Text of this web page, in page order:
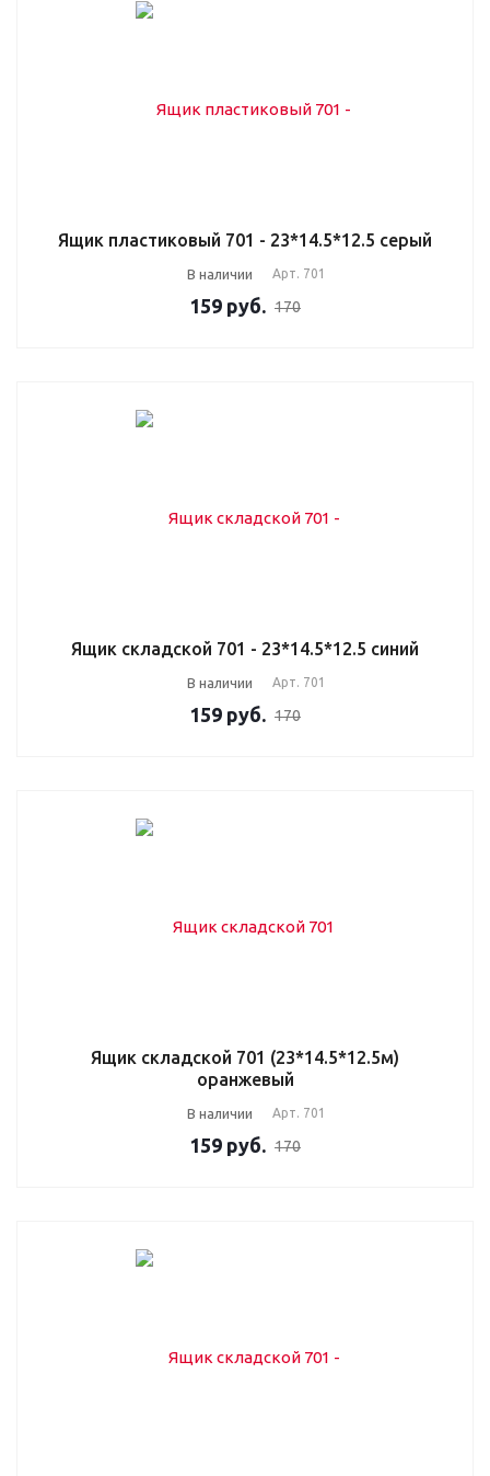
Ящик пластиковый 701 - 23*14.5*12.5 серый
В наличии Арт. 701
159 руб. 170
Ящик складской 701 - 23*14.5*12.5 синий
В наличии Арт. 701
159 руб. 170
Ящик складской 701 (23*14.5*12.5м)
оранжевый
В наличии Арт. 701
159 руб. 170